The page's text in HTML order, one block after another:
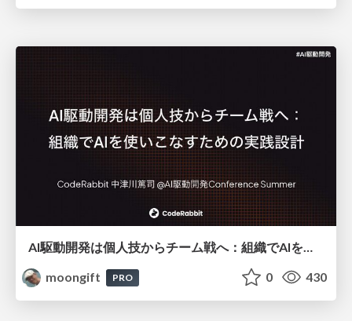
AI駆動開発は個人技からチーム戦へ：組織でAIを使いこなすための実践設計
moongift
PRO 0 430